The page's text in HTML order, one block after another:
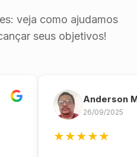
veja como ajudamos
seus objetivos!
Anderson
26/09/2025
★★★★